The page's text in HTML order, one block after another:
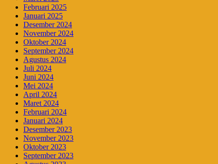
Februari 2025
Januari 2025
Desember 2024
November 2024
Oktober 2024
September 2024
Agustus 2024
Juli 2024
Juni 2024
Mei 2024
April 2024
Maret 2024
Februari 2024
Januari 2024
Desember 2023
November 2023
Oktober 2023
September 2023